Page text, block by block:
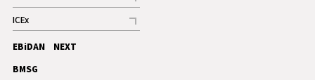
記事
ICEx
記事
EBiDAN NEXT
BMSG